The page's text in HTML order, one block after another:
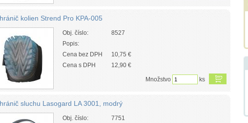
kolien Strend Pro KPA-005
Obj. číslo:
8527
Popis:
Cena bez DPH
10,75 €
Cena s DPH
12,90 €
Množstvo ks
sluchu Lasogard LA 3001, modrý
Obj. číslo:
7751